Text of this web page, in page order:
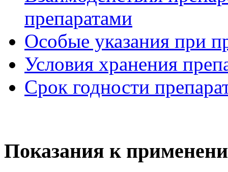
препаратами
Особые указания при
Условия хранения
Срок годности
Показания к